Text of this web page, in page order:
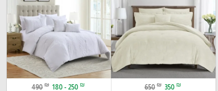
650 ₪ 350 ₪
490 ₪ 180 - 250 ₪